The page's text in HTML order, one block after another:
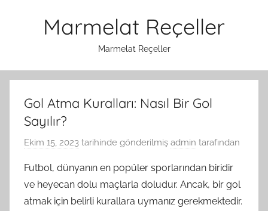
Marmelat Reçeller
Marmelat Reçeller
Gol Atma Kuralları: Nasıl Bir Gol
Sayılır?
Ekim 15, 2023 tarihinde gönderilmiş admin tarafından
Futbol, dünyanın en popüler sporlarından biridir
ve heyecan dolu maçlarla doludur. Ancak, bir gol
atmak için belirli kurallara uymanız gerekmektedir.